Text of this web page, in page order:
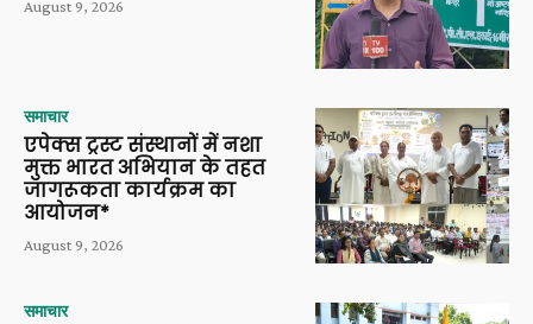
August 9, 2026
समाचार
एपेक्स ट्रस्ट संस्थानों में नशा
मुक्त भारत अभियान के तहत
जागरूकता कार्यक्रम का
आयोजन*
August 9, 2026
समाचार